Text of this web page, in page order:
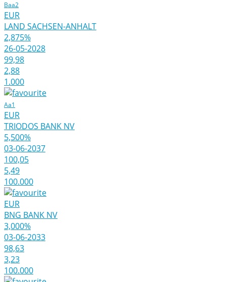
Baa2
EUR
LAND SACHSEN-ANHALT
2,875%
26-05-2028
99,98
2,88
1.000
Aa1
EUR
TRIODOS BANK NV
5,500%
03-06-2037
100,05
5,49
100.000
EUR
BNG BANK NV
3,000%
03-06-2033
98,63
3,23
100.000